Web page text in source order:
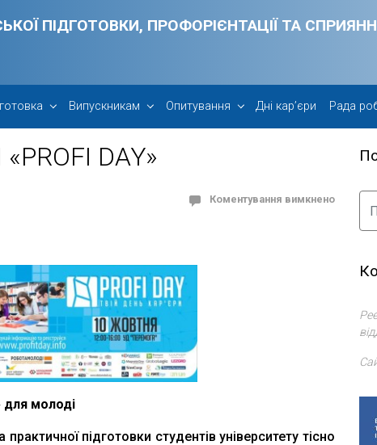
ПІДГОТОВКИ, ПРОФОРІЄНТАЦІЇ ТА
Випускникам Опитування Дні кар’єри Рада
DAY»
Коментування вимкнено
для молоді
підготовки студентів університету тісно